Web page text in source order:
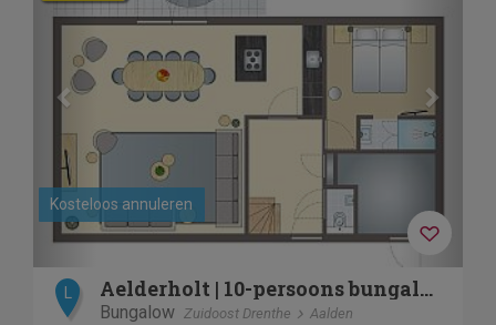
Kosteloos annuleren
L Aelderholt | 10-persoons bungalow | 10EL2
Bungalow Zuidoost Drenthe Aalden